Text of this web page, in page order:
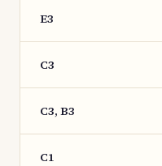
E3
C3
C3, B3
C1